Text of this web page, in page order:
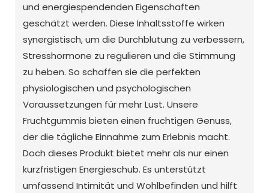
und energiespendenden Eigenschaften
geschätzt werden. Diese Inhaltsstoffe wirken
synergistisch, um die Durchblutung zu verbessern,
Stresshormone zu regulieren und die Stimmung
zu heben. So schaffen sie die perfekten
physiologischen und psychologischen
Voraussetzungen für mehr Lust. Unsere
Fruchtgummis bieten einen fruchtigen Genuss,
der die tägliche Einnahme zum Erlebnis macht.
Doch dieses Produkt bietet mehr als nur einen
kurzfristigen Energieschub. Es unterstützt
umfassend Intimität und Wohlbefinden und hilft